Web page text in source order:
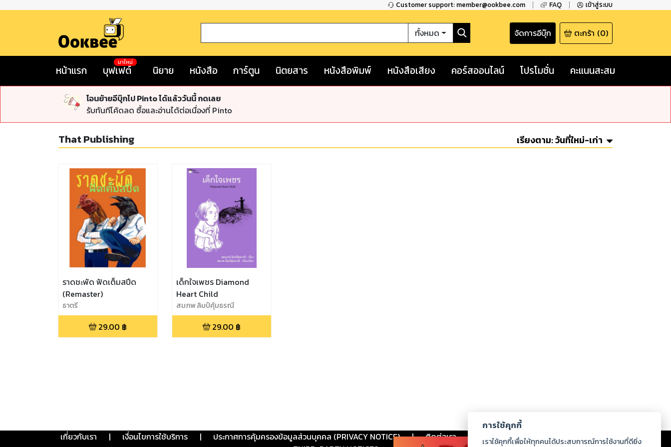
Customer support: member@ookbee.com FAQ เข้าสู่ระบบ
ทั้งหมด จัดการอีบุ๊ก ตะกร้า (0)
หน้าแรก บุฟเฟต์
มาใหม่
นิยาย หนังสือ การ์ตูน นิตยสาร หนังสือพิมพ์ หนังสือเสียง คอร์สออนไลน์ โปรโมชั่น คะแนนสะสม
โอนย้ายอีบุ๊กไป Pinto ได้แล้ววันนี้ กดเลย
รับทันทีโค้ดลด ซื้อและอ่านได้ต่อเนื่องที่ Pinto
That Publishing เรียงตาม:วันที่ใหม่-เก่า
ราดชะพัด ฟัดเต็มสปีด
(Remaster)
ธาตรี
29.00 ฿
เด็กใจเพชร Diamond
Heart Child
สมภพ ลิมป์คุ้มธรณี
29.00 ฿
เกี่ยวกับเรา | เงื่อนไขการใช้บริการ | ประกาศการคุ้มครองข้อมูลส่วนบุคคล (PRIVACY NOTICE) | ติดต่อเรา ร่วมงานกับเรา ดาวน์โหลด
การใช้คุกกี้
เราใช้คุกกี้เพื่อให้ทุกคนได้ประสบการณ์การใช้งานที่ดียิ่ง